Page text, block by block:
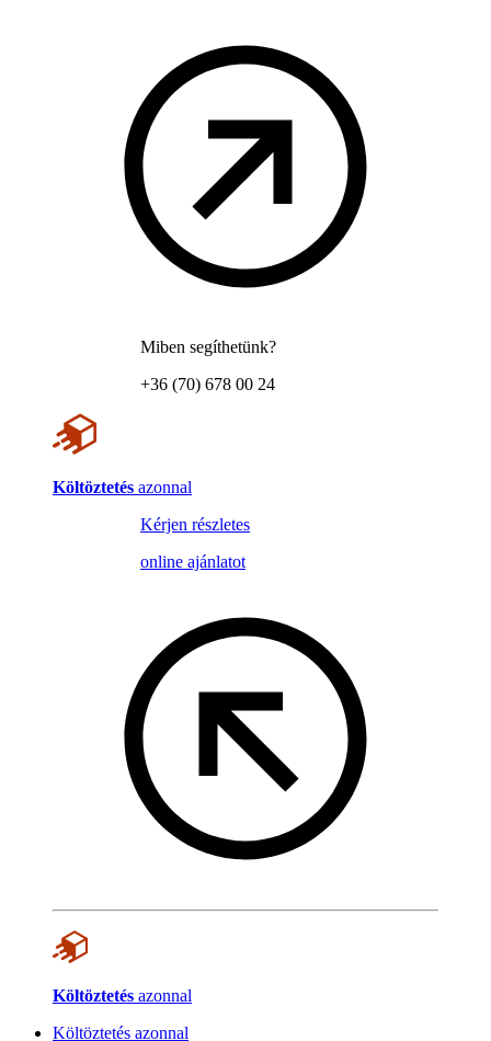
Miben segíthetünk?
+36 (70) 678 00 24
Költöztetés azonnal
Kérjen részletes
online ajánlatot
Költöztetés azonnal
Költöztetés azonnal